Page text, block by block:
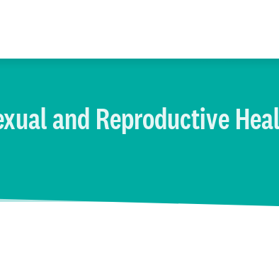
and Reproductive